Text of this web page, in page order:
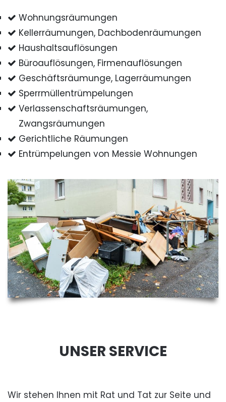
Wohnungsräumungen
Kellerräumungen, Dachbodenräumungen
Haushaltsauflösungen
Büroauflösungen, Firmenauflösungen
Geschäftsräumunge, Lagerräumungen
Sperrmüllentrümpelungen
Verlassenschaftsräumungen,
Zwangsräumungen
Gerichtliche Räumungen
Entrümpelungen von Messie Wohnungen
UNSER SERVICE
Wir stehen Ihnen mit Rat und Tat zur Seite und